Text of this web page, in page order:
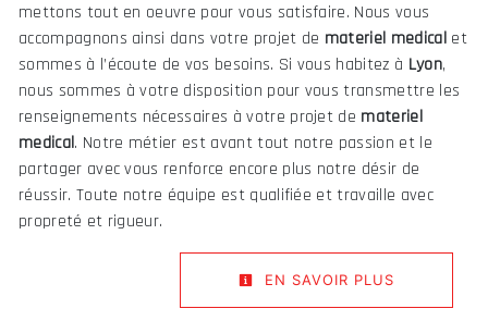
mettons tout en oeuvre pour vous satisfaire. Nous vous
accompagnons ainsi dans votre projet de materiel medicalet
sommes à l’écoute de vos besoins. Si vous habitez à Lyon,
nous sommes à votre disposition pour vous transmettre les
renseignements nécessaires à votre projet de materiel
medical. Notre métier est avant tout notre passion et le
partager avec vous renforce encore plus notre désir de
réussir. Toute notre équipe est qualifiée et travaille avec
propreté et rigueur.
EN SAVOIR PLUS